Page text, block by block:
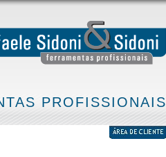
PROFISSIONAIS